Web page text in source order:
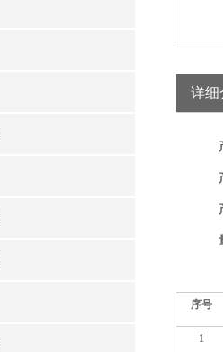
详细
序号
1